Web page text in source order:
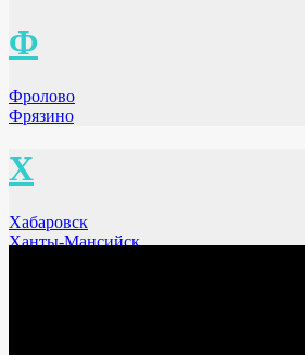
Ф
Фролово
Фрязино
Х
Хабаровск
Ханты-Мансийск